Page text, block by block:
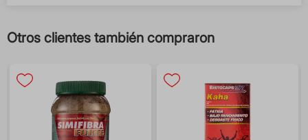
Otros clientes también compraron